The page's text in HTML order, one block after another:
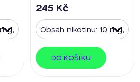
245 Kč
DO KOŠÍKU